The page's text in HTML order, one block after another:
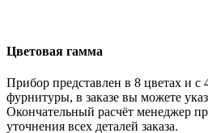
Цветовая гамма
Прибор представлен в 8 цветах и
фурнитуры, в заказе вы можете
Окончательный расчёт менеджер
уточнения всех деталей заказа.